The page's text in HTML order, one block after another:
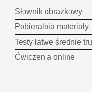
Słownik obrazkowy
Pobieralnia materiały
Testy łatwe średnie
Ćwiczenia online